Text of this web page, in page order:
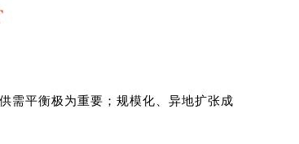
需平衡极为重要；规模化、异地扩张成